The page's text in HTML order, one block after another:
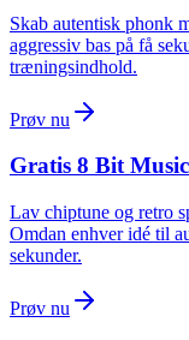
Skab autentisk phonk
aggressiv bas på få
træningsindhold.
Prøv nu
Gratis 8 Bit
Lav chiptune og retro
Omdan enhver idé til
sekunder.
Prøv nu